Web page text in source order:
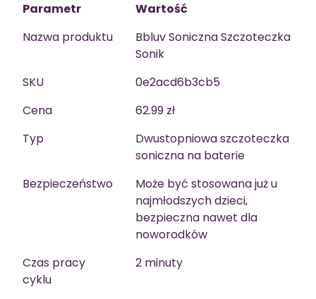
Parametr
Wartość
Nazwa produktu
Bbluv Soniczna Szczoteczka
Sonik
SKU
0e2acd6b3cb5
Cena
62.99 zł
Typ
Dwustopniowa szczoteczka
soniczna na baterie
Bezpieczeństwo
Może być stosowana już u
najmłodszych dzieci,
bezpieczna nawet dla
noworodków
Czas pracy
cyklu
2 minuty